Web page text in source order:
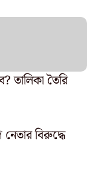
তালিকা তৈরি
বিরুদ্ধে